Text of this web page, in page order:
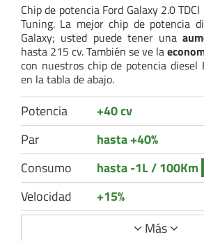
Chip de potencia Ford Galaxy 2.0
Tuning. La mejor chip de potencia
Galaxy; usted puede tener una
hasta 215 cv. También se ve la
con nuestros chip de potencia diesel
en la tabla de abajo.
Potencia
+40 cv
Par
hasta +40%
Consumo
hasta -1L / 100Km
Velocidad
+15%
Más